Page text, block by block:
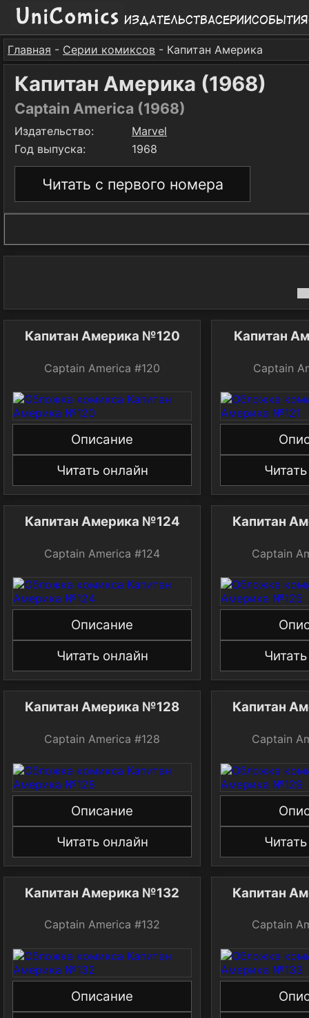
ИздательстваСерииСобытия
Главная - Серии комиксов - Капитан Америка
Капитан Америка (1968)
Captain America (1968)
Издательство:
Marvel
Год выпуска:
1968
Читать с первого номера
Капитан Америка №120
Captain America #120
Описание
Читать онлайн
Капитан
Captain
Капитан Америка №124
Captain America #124
Описание
Читать онлайн
Капитан
Captain
Капитан Америка №128
Captain America #128
Описание
Читать онлайн
Капитан
Captain
Капитан Америка №132
Captain America #132
Описание
Капитан
Captain